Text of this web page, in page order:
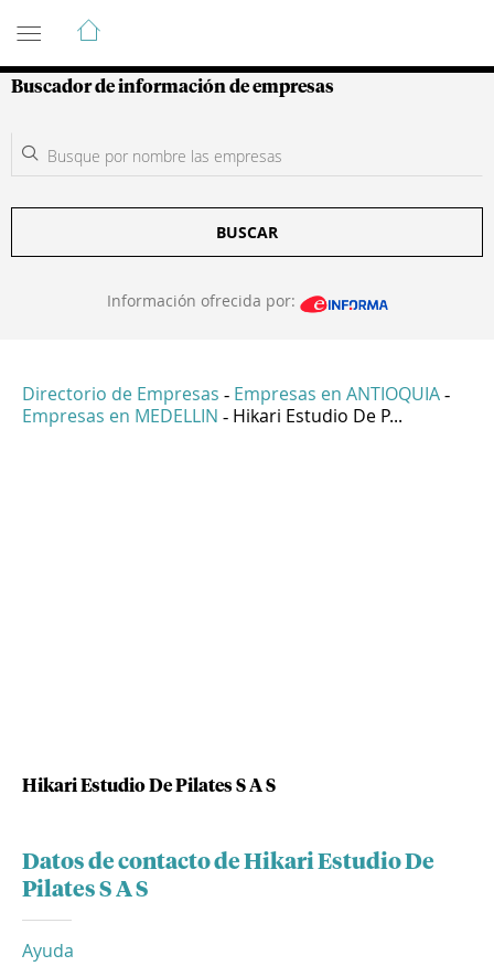
Guía de Empresas Colombianas
Buscador de información de empresas
BUSCAR
Información ofrecida por:
Directorio de Empresas - Empresas en ANTIOQUIA -
Empresas en MEDELLIN - Hikari Estudio De P...
Hikari Estudio De Pilates S A S
Datos de contacto de Hikari Estudio De
Pilates S A S
Ayuda